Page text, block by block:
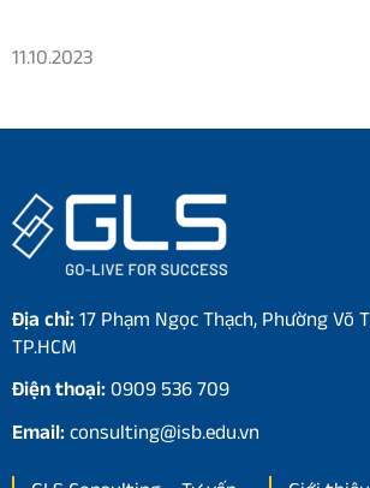
11.10.2023
Địa chỉ: 17 Phạm Ngọc Thạch, Phường Võ
TP.HCM
Điện thoại: 0909 536 709
Email: consulting@isb.edu.vn